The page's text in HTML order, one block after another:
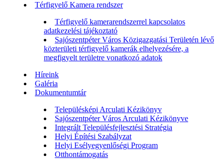
Térfigyelő Kamera rendszer
Térfigyelő kamerarendszerrel kapcsolatos
adatkezelési tájékoztató
Sajószentpéter Város Közigazgatási Területén lévő
közterületi térfigyelő kamerák elhelyezésére, a
megfigyelt területre vonatkozó adatok
Híreink
Galéria
Dokumentumtár
Településképi Arculati Kézikönyv
Sajószentpéter Város Arculati Kézikönyve
Integrált Településfejlesztési Stratégia
Helyi Építési Szabályzat
Helyi Esélyegyenlőségi Program
Otthontámogatás